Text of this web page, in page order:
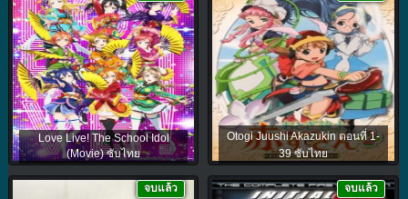
Love Live! The School Idol
(Movie) ซับไทย
Otogi Juushi Akazukin ตอนที่ 1-
39 ซับไทย
จบแล้ว จบแล้ว